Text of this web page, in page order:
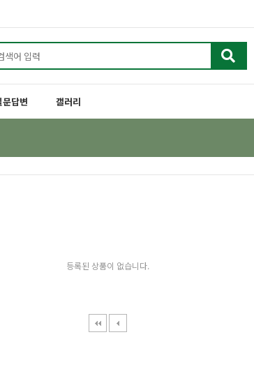
문답변 갤러리
등록된 상품이 없습니다.